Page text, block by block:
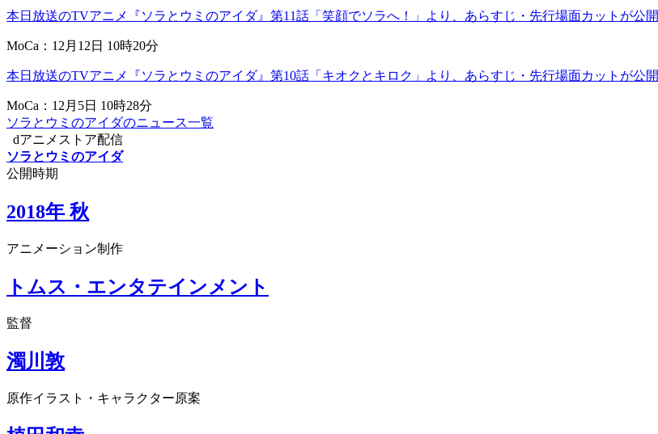
本日放送のTVアニメ『ソラとウミのアイダ』第11話「笑顔でソラへ！」より、あらすじ・先行場面カットが公開
MoCa：12月12日 10時20分
本日放送のTVアニメ『ソラとウミのアイダ』第10話「キオクとキロク」より、あらすじ・先行場面カットが公開
MoCa：12月5日 10時28分
ソラとウミのアイダのニュース一覧
dアニメストア配信
ソラとウミのアイダ
公開時期
2018年 秋
アニメーション制作
トムス・エンタテインメント
監督
濁川敦
原作イラスト・キャラクター原案